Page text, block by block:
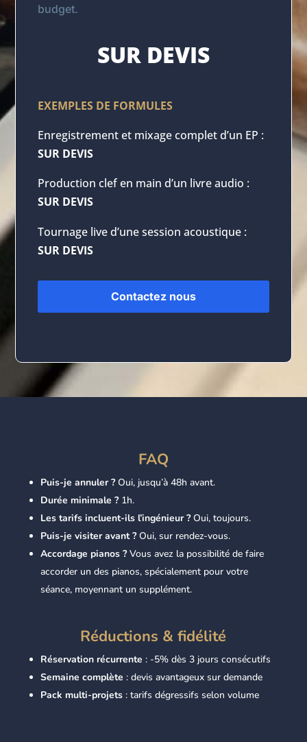
budget.
SUR DEVIS
EXEMPLES DE FORMULES
Enregistrement et mixage complet d’un EP :
SUR DEVIS
Production clef en main d’un livre audio :
SUR DEVIS
Tournage live d’une session acoustique :
SUR DEVIS
Contactez nous
FAQ
Puis-je annuler ?Oui, jusqu’à 48h avant.
Durée minimale ?1h.
Les tarifs incluent-ils l’ingénieur ?Oui, toujours.
Puis-je visiter avant ?Oui, sur rendez-vous.
Accordage pianos ?Vous avez la possibilité de faire
accorder un des pianos, spécialement pour votre
séance, moyennant un supplément.
Réductions & fidélité
Réservation récurrente : -5% dès 3 jours consécutifs
Semaine complète : devis avantageux sur demande
Pack multi-projets: tarifs dégressifs selon volume